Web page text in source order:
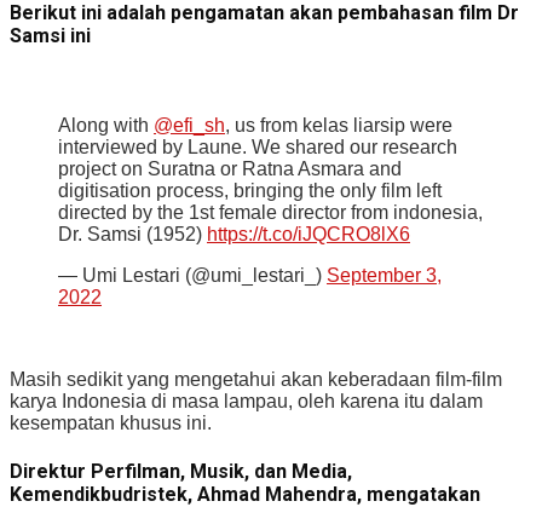
Berikut ini adalah pengamatan akan pembahasan film Dr
Samsi ini
Along with @efi_sh, us from kelas liarsip were
interviewed by Laune. We shared our research
project on Suratna or Ratna Asmara and
digitisation process, bringing the only film left
directed by the 1st female director from indonesia,
Dr. Samsi (1952) https://t.co/iJQCRO8lX6
— Umi Lestari (@umi_lestari_) September 3,
2022
Masih sedikit yang mengetahui akan keberadaan film-film
karya Indonesia di masa lampau, oleh karena itu dalam
kesempatan khusus ini.
Direktur Perfilman, Musik, dan Media,
Kemendikbudristek, Ahmad Mahendra, mengatakan